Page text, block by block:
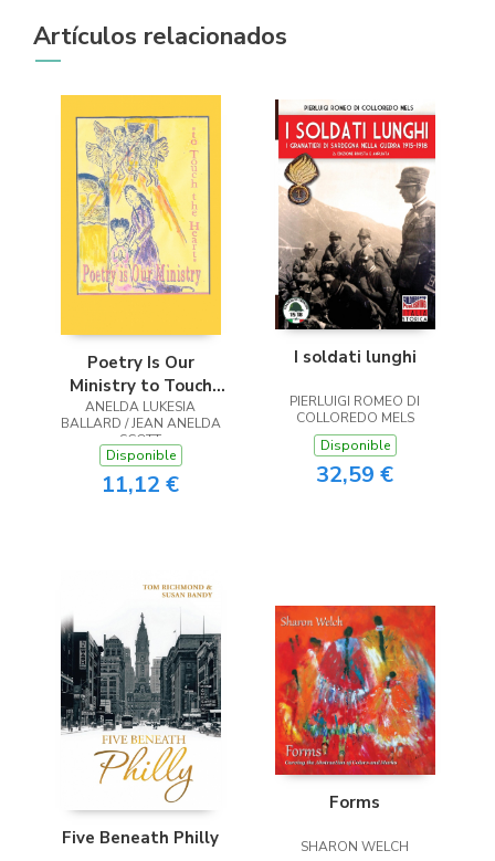
Artículos relacionados
Poetry Is Our
Ministry to Touch
the Heart
ANELDA LUKESIA
BALLARD / JEAN ANELDA
SCOTT
Disponible
11,12 €
I soldati lunghi
PIERLUIGI ROMEO DI
COLLOREDO MELS
Disponible
32,59 €
Five Beneath Philly
Forms
SHARON WELCH